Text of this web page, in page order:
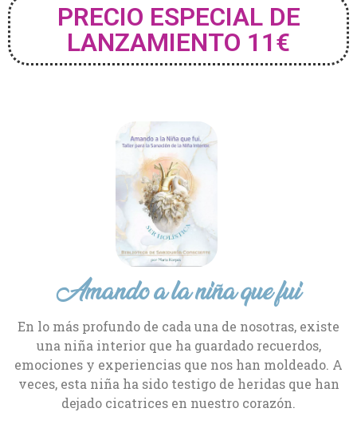
PRECIO ESPECIAL DE
LANZAMIENTO 11€
Amando a la niña que fui
En lo más profundo de cada una de nosotras, existe
una niña interior que ha guardado recuerdos,
emociones y experiencias que nos han moldeado. A
veces, esta niña ha sido testigo de heridas que han
dejado cicatrices en nuestro corazón.